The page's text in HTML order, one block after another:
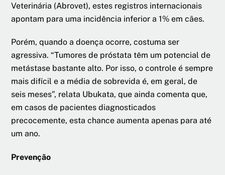
Veterinária (Abrovet), estes registros internacionais
apontam para uma incidência inferior a 1% em cães.
Porém, quando a doença ocorre, costuma ser
agressiva. “Tumores de próstata têm um potencial de
metástase bastante alto. Por isso, o controle é sempre
mais difícil e a média de sobrevida é, em geral, de
seis meses”, relata Ubukata, que ainda comenta que,
em casos de pacientes diagnosticados
precocemente, esta chance aumenta apenas para até
um ano.
Prevenção